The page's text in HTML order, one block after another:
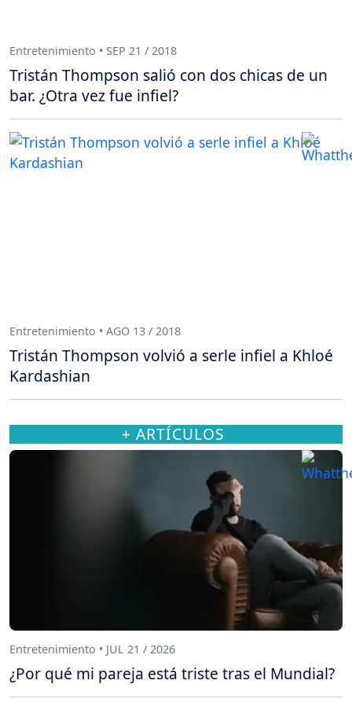
Entretenimiento • SEP 21 / 2018
Tristán Thompson salió con dos chicas de un
bar. ¿Otra vez fue infiel?
Entretenimiento • AGO 13 / 2018
Tristán Thompson volvió a serle infiel a Khloé
Kardashian
+ ARTÍCULOS
Entretenimiento • JUL 21 / 2026
¿Por qué mi pareja está triste tras el Mundial?